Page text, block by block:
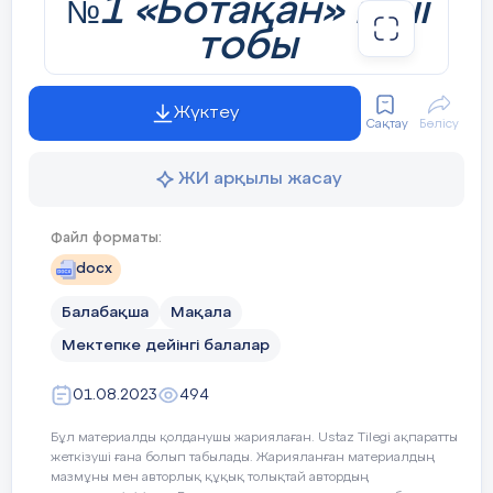
тапсырайын.
-Айша,сен жемістер туралы жақсы біледі
екенсің,жемістер бөліміне бара ғой.
(бейджик тағып береді)
-Адема,сен нан туралы мақалды өте жақсы
тағып береді)
№1 «Ботақан» кіші
тобы
Жүктеу
Сақтау Бөлісу
ЖИ арқылы жасау
Файл форматы:
docx
Балабақша Мақала
Мектепке дейінгі балалар
01.08.2023 494
Бұл материалды қолданушы жариялаған. Ustaz Tilegi ақпаратты
жеткізуші ғана болып табылады. Жарияланған материалдың
мазмұны мен авторлық құқық толықтай автордың